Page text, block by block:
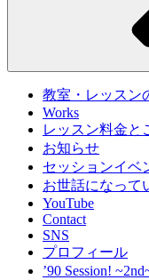
教室・レッスン
Works
レッスン料金と
お知らせ
セッションイベ
お世話になって
YouTube
Contact
SNS
プロフィール
’90 Session!